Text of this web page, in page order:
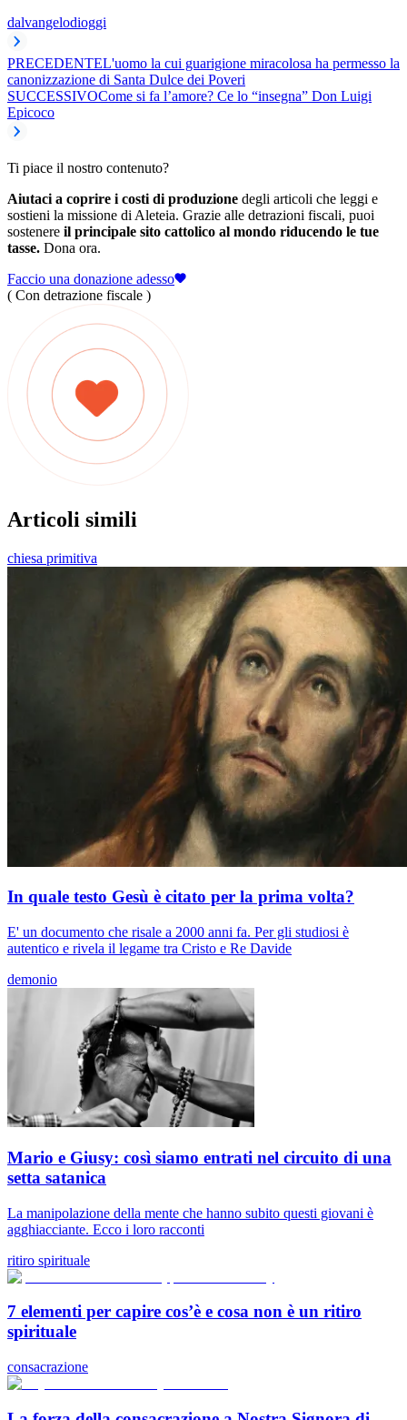
dalvangelodioggi
PRECEDENTEL'uomo la cui guarigione miracolosa ha permesso la
canonizzazione di Santa Dulce dei Poveri
SUCCESSIVOCome si fa l’amore? Ce lo “insegna” Don Luigi
Epicoco
Ti piace il nostro contenuto?
Aiutaci a coprire i costi di produzione degli articoli che leggi e
sostieni la missione di Aleteia. Grazie alle detrazioni fiscali, puoi
sostenere il principale sito cattolico al mondo riducendo le tue
tasse. Dona ora.
Faccio una donazione adesso
( Con detrazione fiscale )
Articoli simili
chiesa primitiva
In quale testo Gesù è citato per la prima volta?
E' un documento che risale a 2000 anni fa. Per gli studiosi è
autentico e rivela il legame tra Cristo e Re Davide
demonio
Mario e Giusy: così siamo entrati nel circuito di una
setta satanica
La manipolazione della mente che hanno subito questi giovani è
agghiacciante. Ecco i loro racconti
ritiro spirituale
7 elementi per capire cos’è e cosa non è un ritiro
spirituale
consacrazione